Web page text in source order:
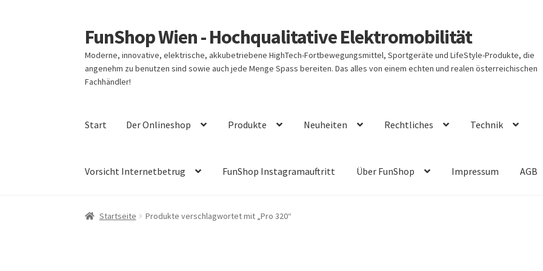
Zur
Navigation
springen
Zum
Inhalt
springen
FunShop Wien - Hochqualitative Elektromobilität
Moderne, innovative, elektrische, akkubetriebene HighTech-Fortbewegungsmittel, Sportgeräte und LifeStyle-Produkte, die
angenehm zu benutzen sind sowie auch jede Menge Spass bereiten. Das alles von einem echten und realen österreichischen
Fachhändler!
Start Der Onlineshop Produkte Neuheiten Rechtliches Technik
Vorsicht Internetbetrug FunShop Instagramauftritt Über FunShop Impressum AGB
Startseite Produkte verschlagwortet mit „Pro 320“